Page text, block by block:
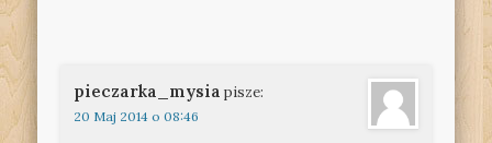
pieczarka_mysia pisze:
20 Maj 2014 o 08:46